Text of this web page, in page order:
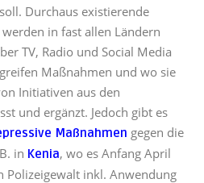
Durchaus existierende
in fast allen Ländern
TV, Radio und Social Media
Maßnahmen und wo sie
Initiativen aus den
und ergänzt. Jedoch gibt es
Maßnahmen gegen die
in Kenia, wo es Anfang April
Polizeigewalt inkl. Anwendung